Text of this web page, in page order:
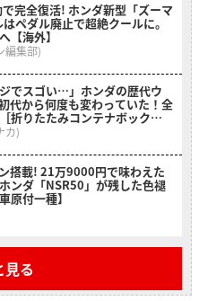
完全復活! ホンダ新型「ズーマ
ペダル廃止で超絶クールに。
【海外】
編集部)
ジでスゴい…」ホンダの歴代ウ
代から何度も変わっていた！全
折りたたみコンテナボックス
リー］
カ)
搭載! 21万9000円で味わえた
ンダ「NSR50」が残した色褪
原付一種】
見る